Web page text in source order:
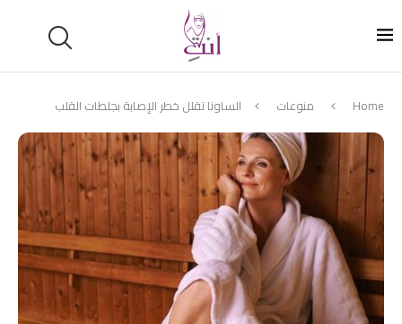
Home منوعات الساونا تقلل خطر الإصابة بجلطات القلب